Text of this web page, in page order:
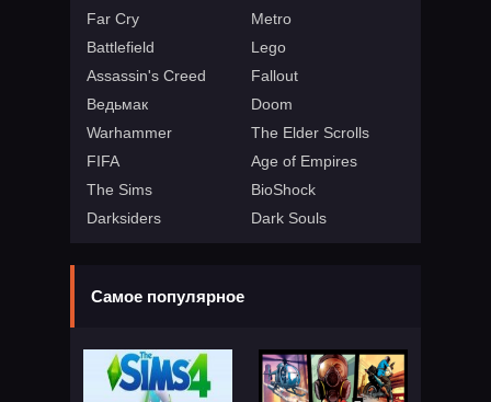
Far Cry
Metro
Battlefield
Lego
Assassin's Creed
Fallout
Ведьмак
Doom
Warhammer
The Elder Scrolls
FIFA
Age of Empires
The Sims
BioShock
Darksiders
Dark Souls
Самое популярное